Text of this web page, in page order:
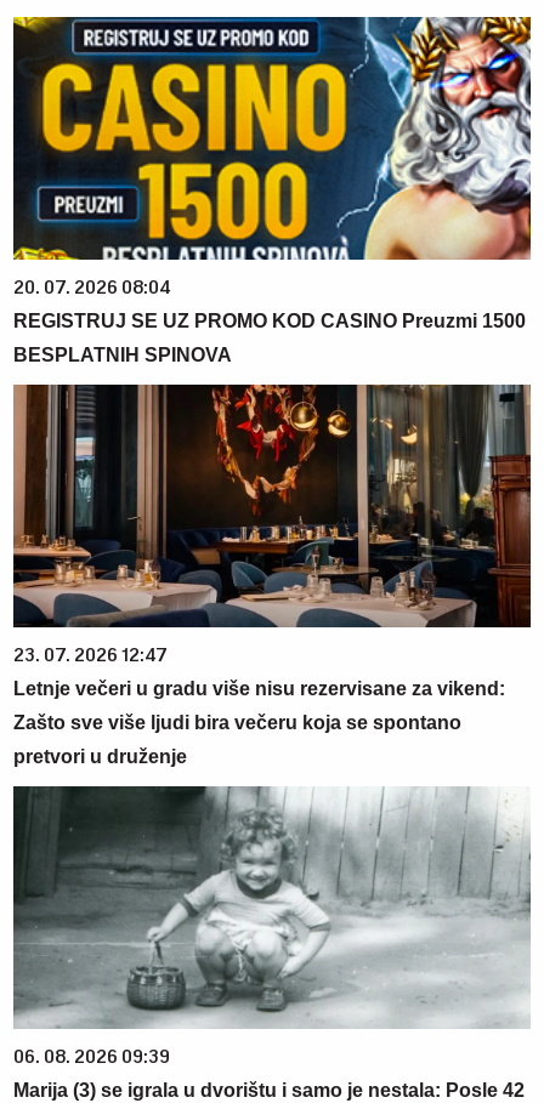
20. 07. 2026 08:04
REGISTRUJ SE UZ PROMO KOD CASINO Preuzmi 1500
BESPLATNIH SPINOVA
23. 07. 2026 12:47
Letnje večeri u gradu više nisu rezervisane za vikend:
Zašto sve više ljudi bira večeru koja se spontano
pretvori u druženje
06. 08. 2026 09:39
Marija (3) se igrala u dvorištu i samo je nestala: Posle 42